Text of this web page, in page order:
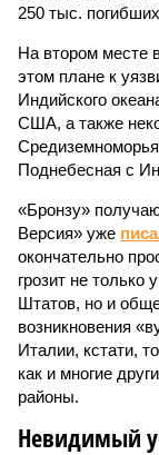
250 тыс.
На втором месте
этом плане к
Индийского
США, а также
Поднебесная с
«Бронзу»
Версия» уже
окончательно
грозит не только
Штатов, но и
возникновения
Италии, кстати,
как и многие
районы.
Невидимый